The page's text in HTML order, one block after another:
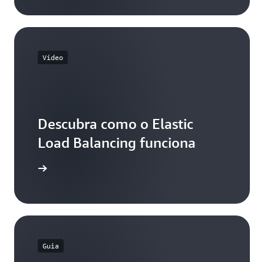
Vídeo
Descubra como o Elastic
Load Balancing funciona
Guia